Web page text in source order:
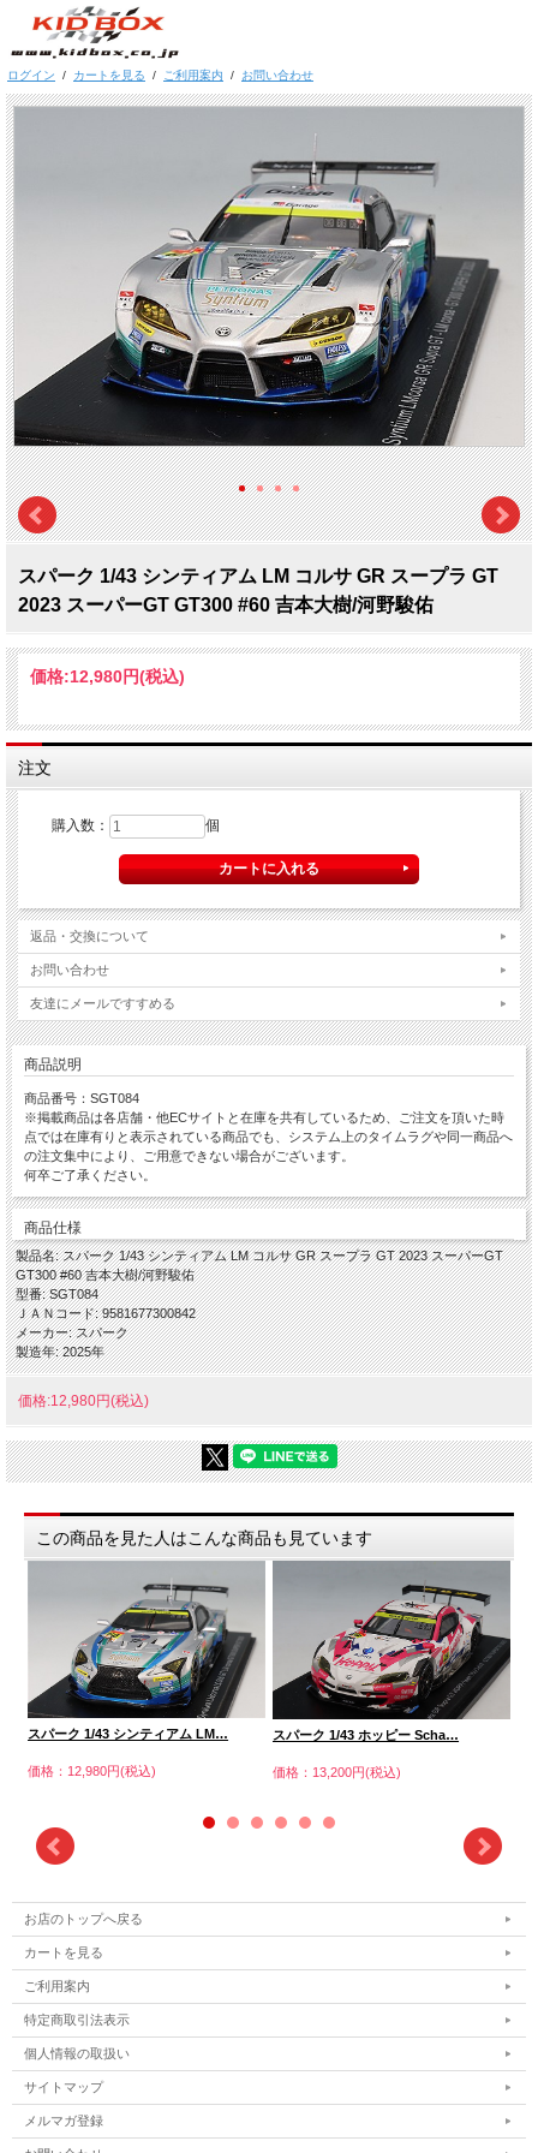
ログイン / カートを見る / ご利用案内 / お問い合わせ
スパーク 1/43 シンティアム LM コルサ GR スープラ GT
2023 スーパーGT GT300 #60 吉本大樹/河野駿佑
価格:12,980円(税込)
注文
購入数： 個
返品・交換について
お問い合わせ
友達にメールですすめる
商品説明
商品番号：SGT084
※掲載商品は各店舗・他ECサイトと在庫を共有しているため、ご注文を頂いた時
点では在庫有りと表示されている商品でも、システム上のタイムラグや同一商品へ
の注文集中により、ご用意できない場合がございます。
何卒ご了承ください。
商品仕様
製品名: スパーク 1/43 シンティアム LM コルサ GR スープラ GT 2023 スーパーGT
GT300 #60 吉本大樹/河野駿佑
型番: SGT084
ＪＡＮコード: 9581677300842
メーカー: スパーク
製造年: 2025年
価格:12,980円(税込)
この商品を見た人はこんな商品も見ています
スパーク 1/43 シンティアム LM…
価格：12,980円(税込)
スパーク 1/43 ホッピー Scha…
価格：13,200円(税込)
お店のトップへ戻る
カートを見る
ご利用案内
特定商取引法表示
個人情報の取扱い
サイトマップ
メルマガ登録